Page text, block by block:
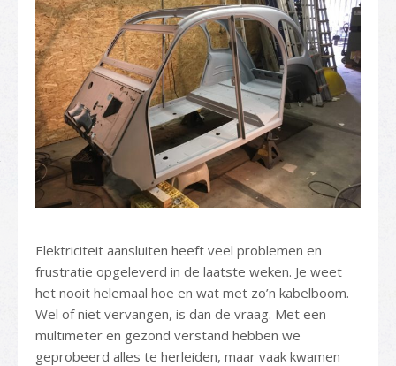
Elektriciteit aansluiten heeft veel problemen en
frustratie opgeleverd in de laatste weken. Je weet
het nooit helemaal hoe en wat met zo’n kabelboom.
Wel of niet vervangen, is dan de vraag. Met een
multimeter en gezond verstand hebben we
geprobeerd alles te herleiden, maar vaak kwamen